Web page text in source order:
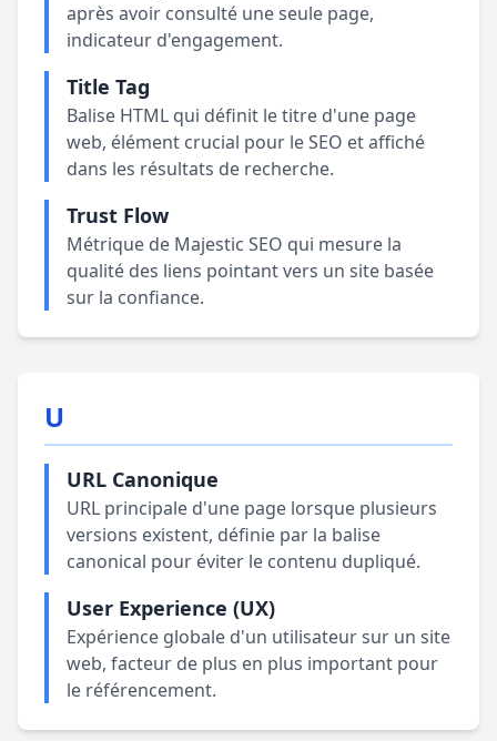
après avoir consulté une seule page,
indicateur d'engagement.
Title Tag
Balise HTML qui définit le titre d'une page
web, élément crucial pour le SEO et affiché
dans les résultats de recherche.
Trust Flow
Métrique de Majestic SEO qui mesure la
qualité des liens pointant vers un site basée
sur la confiance.
U
URL Canonique
URL principale d'une page lorsque plusieurs
versions existent, définie par la balise
canonical pour éviter le contenu dupliqué.
User Experience (UX)
Expérience globale d'un utilisateur sur un site
web, facteur de plus en plus important pour
le référencement.